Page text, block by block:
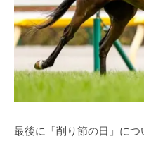
最後に「削り節の日」につ